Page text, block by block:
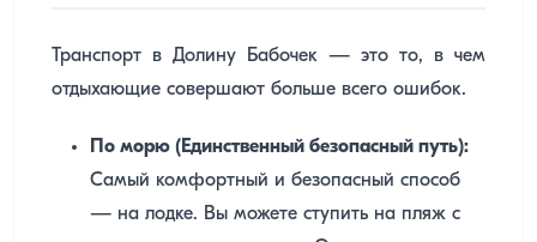
Транспорт в Долину Бабочек — это то, в чем
отдыхающие совершают больше всего ошибок.
По морю (Единственный безопасный путь):
Самый комфортный и безопасный способ
— на лодке. Вы можете ступить на пляж с